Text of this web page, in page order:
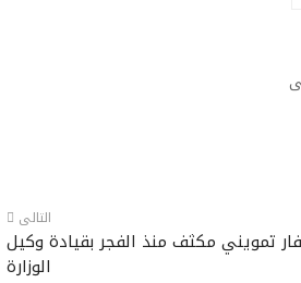
التالى
تمويني مكثف منذ الفجر بقيادة وكيل
الوزارة